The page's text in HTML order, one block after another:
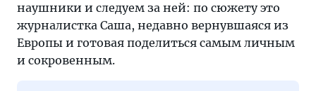
наушники и следуем за ней: по сюжету это
журналистка Саша, недавно вернувшаяся из
Европы и готовая поделиться самым личным
и сокровенным.